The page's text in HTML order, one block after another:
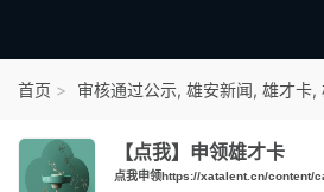
首页
点我申领雄才
首页 审核通过公示, 雄安新闻, 雄才卡,
【点我】申领雄才卡
点我申领https://xatalent.cn/content/